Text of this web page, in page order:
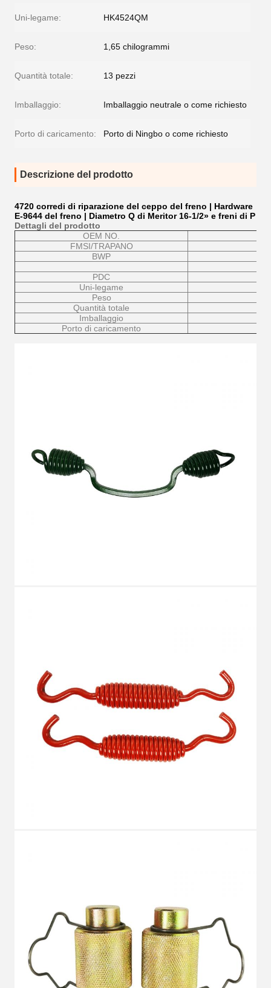
Uni-legame: HK4524QM
Peso: 1,65 chilogrammi
Quantità totale: 13 pezzi
Imballaggio: Imballaggio neutrale o come richiesto
Porto di caricamento: Porto di Ningbo o come richiesto
Descrizione del prodotto
4720 corredi di riparazione del ceppo del freno | Hardware
E-9644 del freno | Diametro Q di Meritor 16-1/2» e freni di P
Dettagli del prodotto
OEM NO.
FMSI/TRAPANO
BWP
PDC
Uni-legame
Peso
Quantità totale
Imballaggio
Porto di caricamento